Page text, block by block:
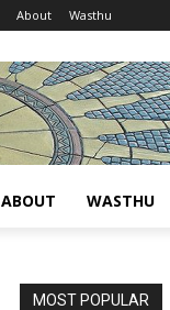
About Wasthu
ABOUT WASTHU
MOST POPULAR